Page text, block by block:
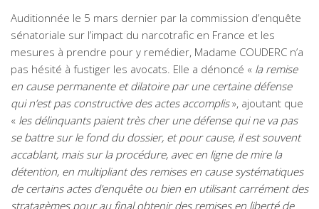
Auditionnée le 5 mars dernier par la commission d’enquête
sénatoriale sur l’impact du narcotrafic en France et les
mesures à prendre pour y remédier, Madame COUDERC n’a
pas hésité à fustiger les avocats. Elle a dénoncé « la remise
en cause permanente et dilatoire par une certaine défense
qui n’est pas constructive des actes accomplis», ajoutant que
« les délinquants paient très cher une défense qui ne va pas
se battre sur le fond du dossier, et pour cause, il est souvent
accablant, mais sur la procédure, avec en ligne de mire la
détention, en multipliant des remises en cause systématiques
de certains actes d’enquête ou bien en utilisant carrément des
stratagèmes pour au final obtenir des remises en liberté de